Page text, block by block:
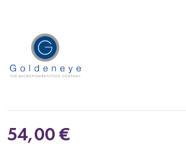
54,00 €